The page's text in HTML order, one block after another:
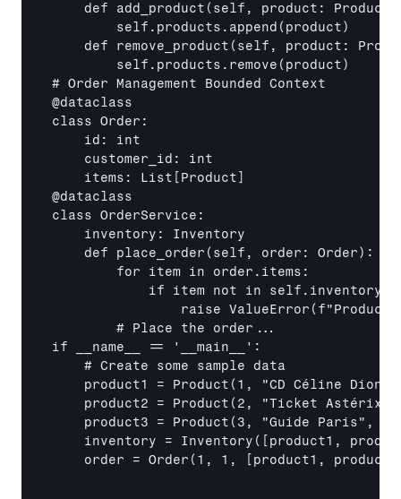
def add_product(self, product:
        self.products.append(product)
def remove_product(self, product:
        self.products.remove(product)
# Order Management Bounded Context
@dataclass
class Order:
    id: int
    customer_id: int
    items: List
[Product]
@dataclass
class OrderService:
    inventory: Inventory
    def place_order(self, order: Order):
        for item in order.items:
if item not in
raise ValueError(f"Product
        # Place the order...
if
__name__ == ' __main__
':
    # Create some sample data
product1 = Product(1, "CD Céline
product2 = Product(2, "Ticket Astérix
product3 = Product(3, "Guide Paris",
    inventory = Inventory(
[product1,
    order = Order(1, 1,
[product1,